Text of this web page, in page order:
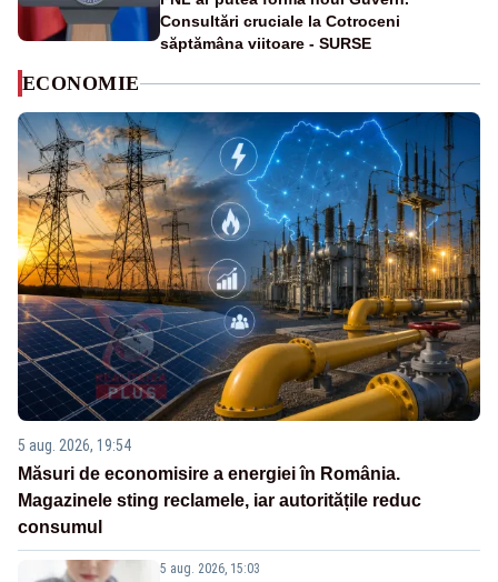
Consultări cruciale la Cotroceni
săptămâna viitoare - SURSE
ECONOMIE
5 aug. 2026, 19:54
Măsuri de economisire a energiei în România.
Magazinele sting reclamele, iar autoritățile reduc
consumul
5 aug. 2026, 15:03